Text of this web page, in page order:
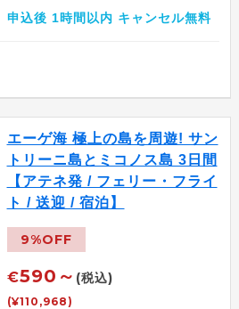
申込後 1時間以内 キャンセル無料
エーゲ海 極上の島を周遊! サン
トリーニ島とミコノス島 3日間
【アテネ発 / フェリー・フライ
ト / 送迎 / 宿泊】
9%OFF
€590～ (税込)
(¥110,968)